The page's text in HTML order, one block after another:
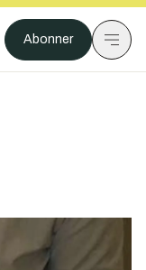
Abonner